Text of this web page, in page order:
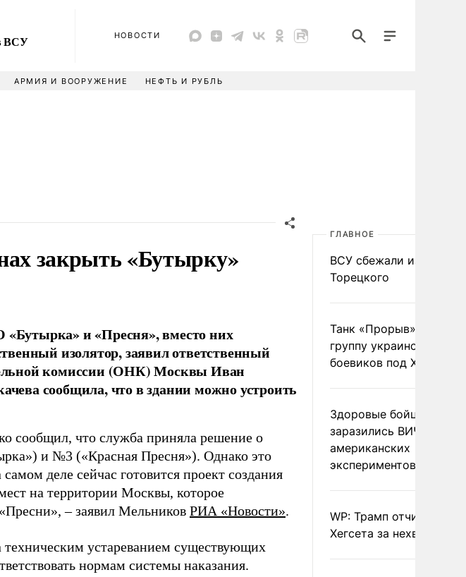
ВСУ НОВОСТИ
АРМИЯ И ВООРУЖЕНИЕ НЕФТЬ И РУБЛЬ
закрыть «Бутырку»
и «Пресня», вместо них
изолятор, заявил ответственный
комиссии (ОНК) Москвы Иван
сообщила, что в здании можно устроить
сообщил, что служба приняла решение о
и №3 («Красная Пресня»). Однако это
деле сейчас готовится проект создания
на территории Москвы, которое
– заявил Мельников РИА «Новости».
техническим устареванием существующих
нормам системы наказания.
ГЛАВНОЕ
ВСУ сбежали из
Торецкого
Танк «Прорыв»
группу украинских
боевиков под
Здоровые бойцы ВСУ
заразились ВИЧ после
американских
экспериментов
WP: Трамп отчитал
Хегсета за нехватку